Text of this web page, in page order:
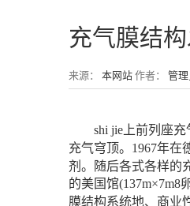
充气膜结
来源： 本网站 作者： 管理
shi jie上前列座充气
充气穹顶。1967年在
剂。随后各式各样的
的美国馆
膜结构系统地、商业